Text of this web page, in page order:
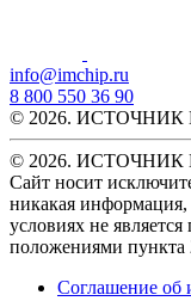
info@imchip.ru
8 800 550 36 90
© 2026. ИСТОЧНИК
© 2026. ИСТОЧНИК
Сайт носит
никакая
условиях не
положениями
Соглашение об